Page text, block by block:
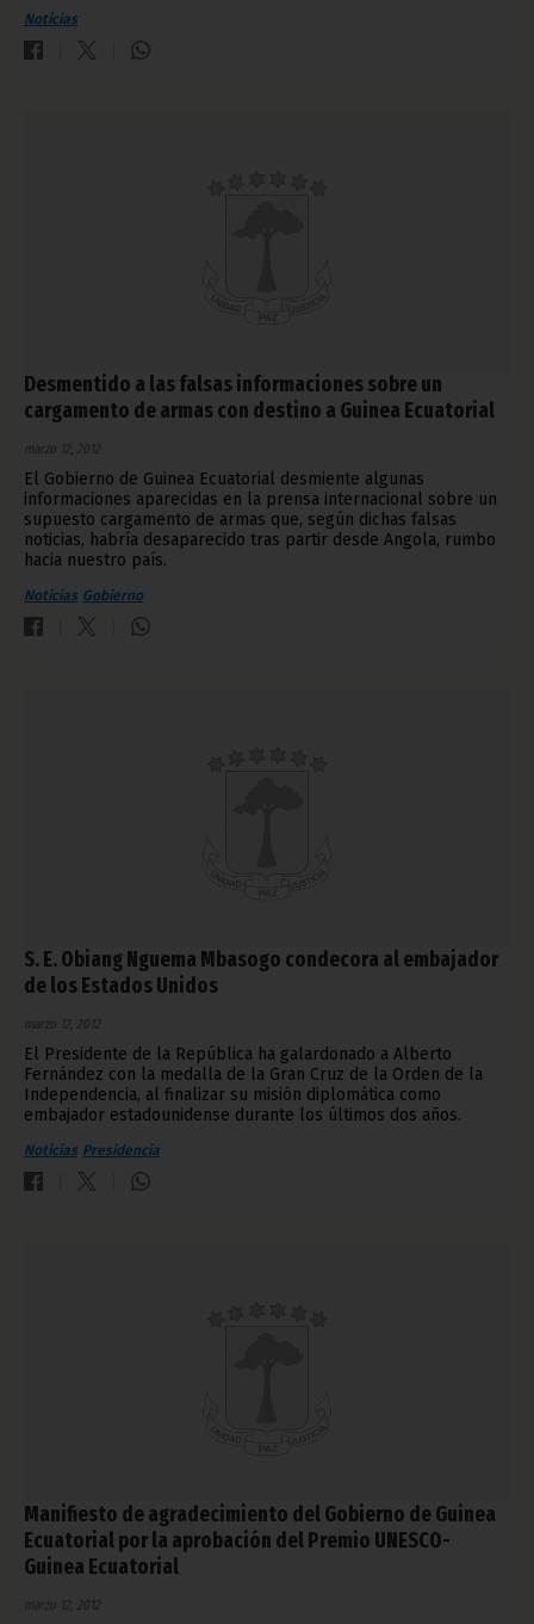
Noticias
Desmentido a las falsas informaciones sobre un
cargamento de armas con destino a Guinea Ecuatorial
marzo 12, 2012
El Gobierno de Guinea Ecuatorial desmiente algunas
informaciones aparecidas en la prensa internacional sobre un
supuesto cargamento de armas que, según dichas falsas
noticias, habría desaparecido tras partir desde Angola, rumbo
hacia nuestro país.
Noticias Gobierno
S. E. Obiang Nguema Mbasogo condecora al embajador
de los Estados Unidos
marzo 12, 2012
El Presidente de la República ha galardonado a Alberto
Fernández con la medalla de la Gran Cruz de la Orden de la
Independencia, al finalizar su misión diplomática como
embajador estadounidense durante los últimos dos años.
Noticias Presidencia
Manifiesto de agradecimiento del Gobierno de Guinea
Ecuatorial por la aprobación del Premio UNESCO-
Guinea Ecuatorial
marzo 12, 2012